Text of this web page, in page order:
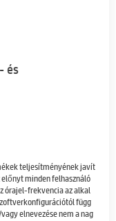
és
teljesítményének javít
minden felhasználó
órajel-frekvencia az alkal
függ
elnevezése nem a nag